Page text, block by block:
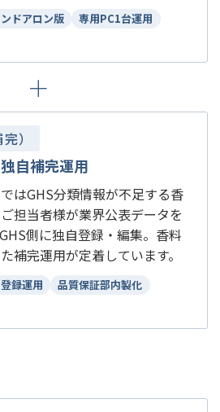
ドアロン版
専用PC1台運用
＋
）
自補完運用
はGHS分類情報が不足する香
担当者様が業界公表データを
側に独自登録・編集。香料
補完運用が定着しています。
録運用
品質保証部内製化